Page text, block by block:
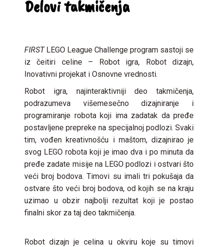
Delovi takmičenja
FIRSTLEGO League Challenge program sastoji se
iz čeitiri celine – Robot igra, Robot dizajn,
Inovativni projekat i Osnovne vrednosti.
Robot igra, najinteraktivniji deo takmičenja,
podrazumeva višemesečno dizajniranje i
programiranje robota koji ima zadatak da pređe
postavljene prepreke na specijalnoj podlozi. Svaki
tim, vođen kreativnošću i maštom, dizajnirao je
svog LEGO robota koji je imao dva i po minuta da
pređe zadate misije na LEGO podlozi i ostvari što
veći broj bodova. Timovi su imali tri pokušaja da
ostvare što veći broj bodova, od kojih se na kraju
uzimao u obzir najbolji rezultat koji je postao
finalni skor za taj deo takmičenja.
Robot dizajn je celina u okviru koje su timovi